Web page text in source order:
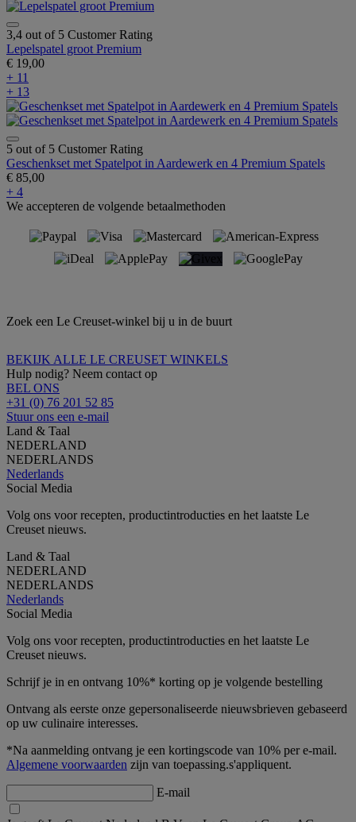
3,4 out of 5 Customer Rating
Lepelspatel groot Premium
€ 19,00
+ 11
+ 13
5 out of 5 Customer Rating
Geschenkset met Spatelpot in Aardewerk en 4 Premium Spatels
€ 85,00
+ 4
We accepteren de volgende betaalmethoden
Zoek een Le Creuset-winkel bij u in de buurt
BEKIJK ALLE LE CREUSET WINKELS
Hulp nodig? Neem contact op
BEL ONS
+31 (0) 76 201 52 85
Stuur ons een e-mail
Land & Taal
NEDERLAND
NEDERLANDS
Nederlands
Social Media
Volg ons voor recepten, productintroducties en het laatste Le
Creuset nieuws.
Land & Taal
NEDERLAND
NEDERLANDS
Nederlands
Social Media
Volg ons voor recepten, productintroducties en het laatste Le
Creuset nieuws.
Schrijf je in en ontvang 10%* korting op je volgende bestelling
Ontvang als eerste onze gepersonaliseerde nieuwsbrieven gebaseerd
op uw culinaire interesses.
*Na aanmelding ontvang je een kortingscode van 10% per e-mail.
Algemene voorwaarden zijn van toepassing.s'appliquent.
E-mail